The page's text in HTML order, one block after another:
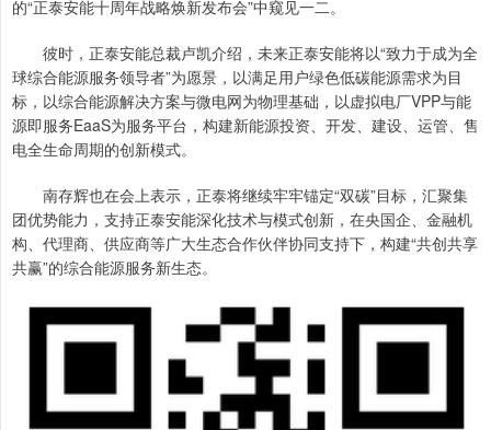
的“正泰安能十周年战略焕新发布会”中窥见一二。
彼时，正泰安能总裁卢凯介绍，未来正泰安能将以“致力于成为全
球综合能源服务领导者”为愿景，以满足用户绿色低碳能源需求为目
标，以综合能源解决方案与微电网为物理基础，以虚拟电厂VPP与能
源即服务EaaS为服务平台，构建新能源投资、开发、建设、运管、售
电全生命周期的创新模式。
南存辉也在会上表示，正泰将继续牢牢锚定“双碳”目标，汇聚集
团优势能力，支持正泰安能深化技术与模式创新，在央国企、金融机
构、代理商、供应商等广大生态合作伙伴协同支持下，构建“共创共享
共赢”的综合能源服务新生态。